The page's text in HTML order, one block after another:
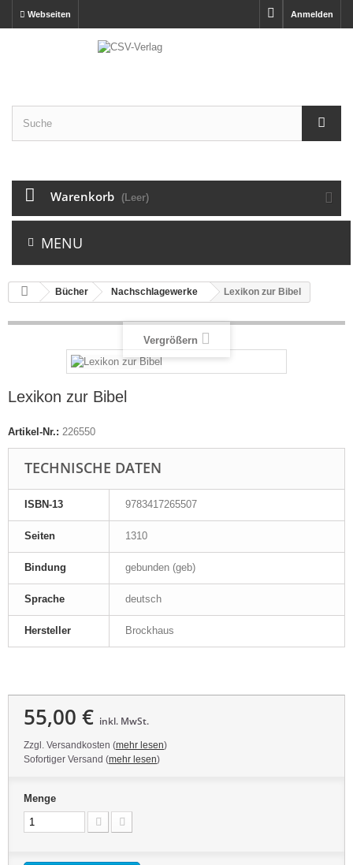
Anmelden
Webseiten
Warenkorb (Leer)
MENU
Bücher Nachschlagewerke Lexikon zur Bibel
Vergrößern
Lexikon zur Bibel
Artikel-Nr.: 226550
TECHNISCHE DATEN
ISBN-13 9783417265507
Seiten 1310
Bindung gebunden (geb)
Sprache deutsch
Hersteller Brockhaus
55,00 € inkl. MwSt.
Zzgl. Versandkosten (mehr lesen)
Sofortiger Versand (mehr lesen)
Menge